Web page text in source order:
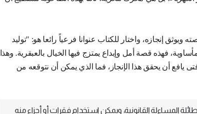
إنجازه، واختار للكتاب عنوانا فرعياً رائعا هو: "توليد
فهذه قصة أمل وإبداع يمتزج فيها الخيال بالعبقرية. وهذا
أن يحقق هذا الإنجاز، فما الذي يمكن أن نتوقعه من
المساءلة القانونية، ويمكن استخدام فقرات أو أجزاء منه